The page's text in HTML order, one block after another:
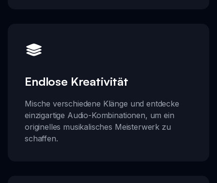
Endlose Kreativität
Mische verschiedene Klänge und entdecke
einzigartige Audio-Kombinationen, um ein
originelles musikalisches Meisterwerk zu
schaffen.